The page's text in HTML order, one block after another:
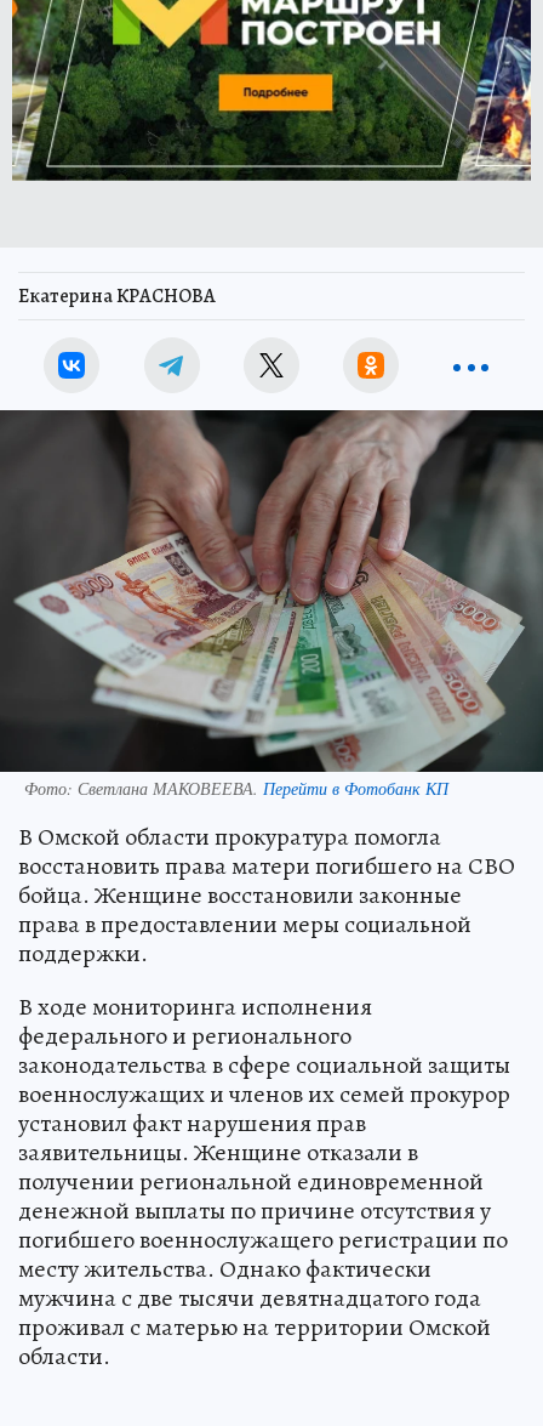
Екатерина КРАСНОВА
Фото: Светлана МАКОВЕЕВА. Перейти в Фотобанк КП
В Омской области прокуратура помогла
восстановить права матери погибшего на СВО
бойца. Женщине восстановили законные
права в предоставлении меры социальной
поддержки.
В ходе мониторинга исполнения
федерального и регионального
законодательства в сфере социальной защиты
военнослужащих и членов их семей прокурор
установил факт нарушения прав
заявительницы. Женщине отказали в
получении региональной единовременной
денежной выплаты по причине отсутствия у
погибшего военнослужащего регистрации по
месту жительства. Однако фактически
мужчина с две тысячи девятнадцатого года
проживал с матерью на территории Омской
области.